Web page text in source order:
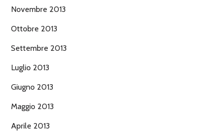
Novembre 2013
Ottobre 2013
Settembre 2013
Luglio 2013
Giugno 2013
Maggio 2013
Aprile 2013